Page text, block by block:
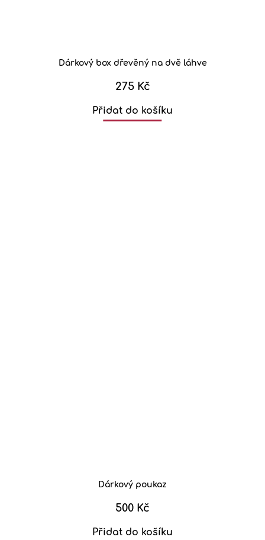
Dárkový box dřevěný na dvě láhve
275 Kč
Přidat do košíku
Dárkový poukaz
500 Kč
Přidat do košíku